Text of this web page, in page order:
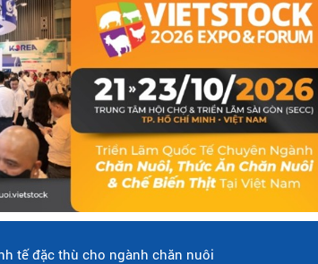
tế đặc thù cho ngành chăn nuôi